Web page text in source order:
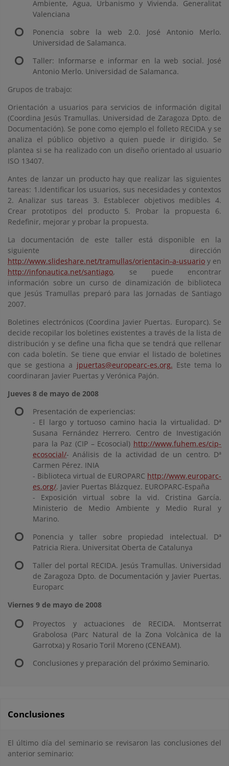
Ambiente, Agua, Urbanismo y Vivienda. Generalitat
Valenciana
Ponencia sobre la web 2.0. José Antonio Merlo.
Universidad de Salamanca.
Taller: Informarse e informar en la web social. José
Antonio Merlo. Universidad de Salamanca.
Grupos de trabajo:
Orientación a usuarios para servicios de información digital
(Coordina Jesús Tramullas. Universidad de Zaragoza Dpto. de
Documentación). Se pone como ejemplo el folleto RECIDA y se
analiza el público objetivo a quien puede ir dirigido. Se
plantea si se ha realizado con un diseño orientado al usuario
ISO 13407.
Antes de lanzar un producto hay que realizar las siguientes
tareas: 1.Identificar los usuarios, sus necesidades y contextos
2. Analizar sus tareas 3. Establecer objetivos medibles 4.
Crear prototipos del producto 5. Probar la propuesta 6.
Redefinir, mejorar y probar la propuesta.
La documentación de este taller está disponible en la
siguiente dirección
http://www.slideshare.net/tramullas/orientacin-a-usuario y en
http://infonautica.net/santiago, se puede encontrar
información sobre un curso de dinamización de biblioteca
que Jesús Tramullas preparó para las Jornadas de Santiago
2007.
Boletines electrónicos (Coordina Javier Puertas. Europarc). Se
decide recopilar los boletines existentes a través de la lista de
distribución y se define una ficha que se tendrá que rellenar
con cada boletín. Se tiene que enviar el listado de boletines
que se gestiona a jpuertas@europearc-es.org. Este tema lo
coordinaran Javier Puertas y Verónica Pajón.
Jueves 8 de mayo de 2008
Presentación de experiencias:
- El largo y tortuoso camino hacia la virtualidad. Dª
Susana Fernández Herrero. Centro de Investigación
para la Paz (CIP – Ecosocial) http://www.fuhem.es/cip-
ecosocial/- Análisis de la actividad de un centro. Dª
Carmen Pérez. INIA
- Biblioteca virtual de EUROPARC http://www.europarc-
es.org/. Javier Puertas Blázquez. EUROPARC-España
- Exposición virtual sobre la vid. Cristina García.
Ministerio de Medio Ambiente y Medio Rural y
Marino.
Ponencia y taller sobre propiedad intelectual. Dª
Patricia Riera. Universitat Oberta de Catalunya
Taller del portal RECIDA. Jesús Tramullas. Universidad
de Zaragoza Dpto. de Documentación y Javier Puertas.
Europarc
Viernes 9 de mayo de 2008
Proyectos y actuaciones de RECIDA. Montserrat
Grabolosa (Parc Natural de la Zona Volcànica de la
Garrotxa) y Rosario Toril Moreno (CENEAM).
Conclusiones y preparación del próximo Seminario.
Conclusiones
El último día del seminario se revisaron las conclusiones del
anterior seminario: